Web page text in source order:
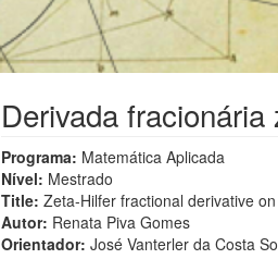
Derivada
Programa: Matemática Aplicada
Nível: Mestrado
Title: Zeta-Hilfer fractional derivative
Autor: Renata Piva Gomes
Orientador: José Vanterler da Costa